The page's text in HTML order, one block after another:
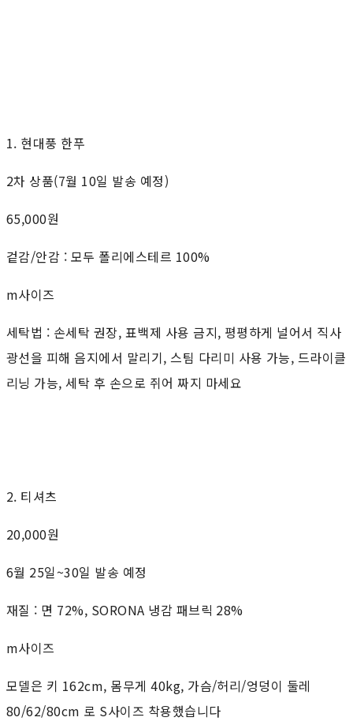
1. 현대풍 한푸
2차 상품(7월 10일 발송 예정)
65,000원
겉감/안감 : 모두 폴리에스테르 100%
m사이즈
세탁법 : 손세탁 권장, 표백제 사용 금지, 평평하게 널어서 직사
광선을 피해 음지에서 말리기, 스팀 다리미 사용 가능, 드라이클
리닝 가능, 세탁 후 손으로 쥐어 짜지 마세요
2. 티셔츠
20,000원
6월 25일~30일 발송 예정
재질 : 면 72%, SORONA 냉감 패브릭 28%
m사이즈
모델은 키 162cm, 몸무게 40kg, 가슴/허리/엉덩이 둘레
80/62/80cm 로 S사이즈 착용했습니다